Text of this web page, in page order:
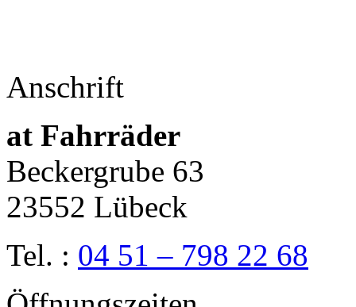
Anschrift
at Fahrräder
Beckergrube 63
23552 Lübeck
Tel. : 04 51 – 798 22 68